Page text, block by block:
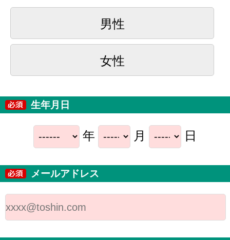
男性
女性
生年月日
年 月 日
メールアドレス